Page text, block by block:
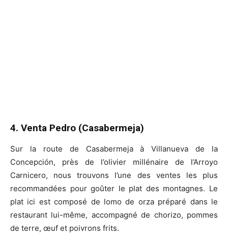
4. Venta Pedro (Casabermeja)
Sur la route de Casabermeja à Villanueva de la
Concepción, près de l’olivier millénaire de l’Arroyo
Carnicero, nous trouvons l’une des ventes les plus
recommandées pour goûter le plat des montagnes. Le
plat ici est composé de lomo de orza préparé dans le
restaurant lui-même, accompagné de chorizo, pommes
de terre, œuf et poivrons frits.